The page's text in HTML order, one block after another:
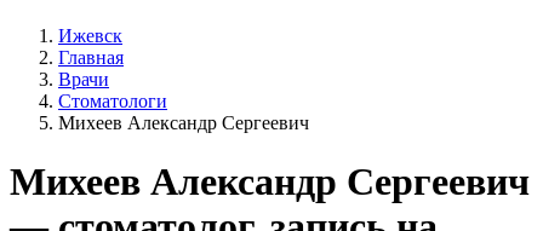
Ижевск
Главная
Врачи
Стоматологи
Михеев Александр Сергеевич
Михеев Александр Сергеевич